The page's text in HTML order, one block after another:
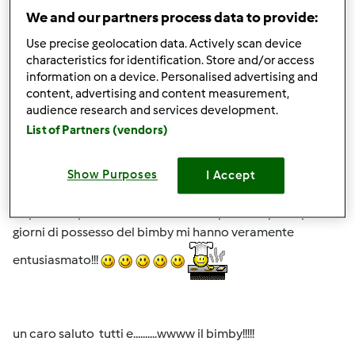
Anonimo (non verificato)
Ciao a tutti ho iniziato la mia nuova avventura con questo
splendido e tanto agognato apparecchio!!!!!
Le prime esperienze da neofita compiute in questi pochi
giorni di possesso del bimby mi hanno veramente
entusiasmato!!!
un caro saluto tutti e..........wwww il bimby!!!!!
We and our partners process data to provide:
Use precise geolocation data. Actively scan device
characteristics for identification. Store and/or access
information on a device. Personalised advertising and
content, advertising and content measurement,
audience research and services development.
List of Partners (vendors)
Show Purposes I Accept